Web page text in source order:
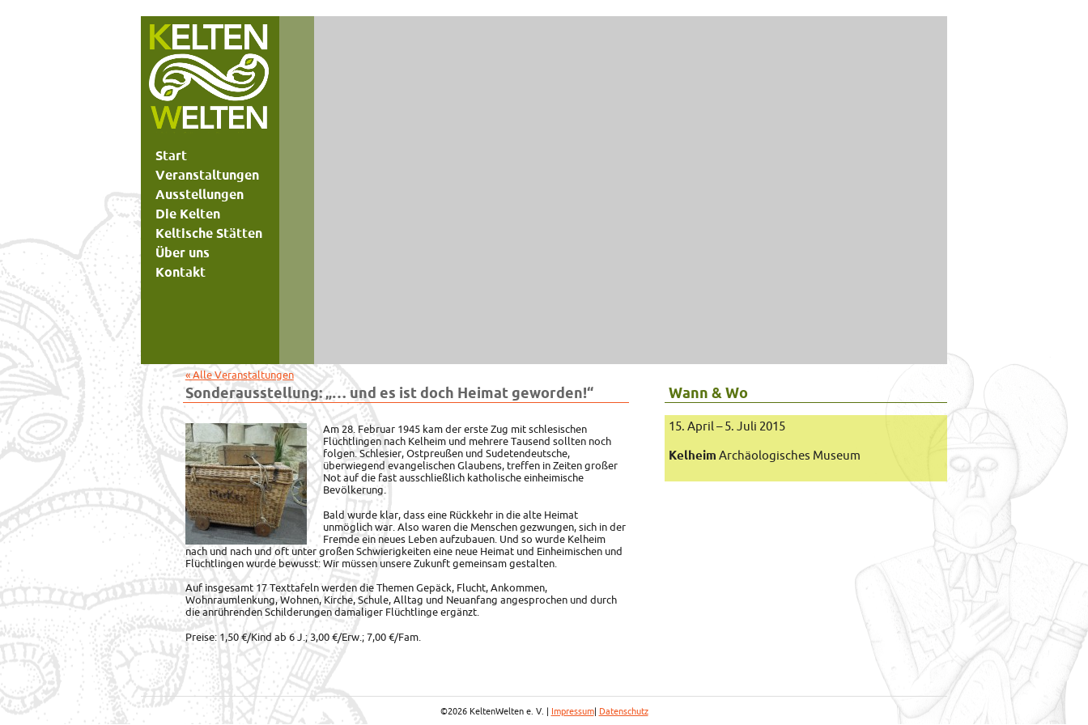
Start
Veranstaltungen
Ausstellungen
Die Kelten
Keltische Stätten
Über uns
Kontakt
« Alle Veranstaltungen
Sonderausstellung: „… und es ist doch Heimat geworden!“
Am 28. Februar 1945 kam der erste Zug mit schlesischen
Flüchtlingen nach Kelheim und mehrere Tausend sollten noch
folgen. Schlesier, Ostpreußen und Sudetendeutsche,
überwiegend evangelischen Glaubens, treffen in Zeiten großer
Not auf die fast ausschließlich katholische einheimische
Bevölkerung.
Bald wurde klar, dass eine Rückkehr in die alte Heimat
unmöglich war. Also waren die Menschen gezwungen, sich in der
Fremde ein neues Leben aufzubauen. Und so wurde Kelheim
nach und nach und oft unter großen Schwierigkeiten eine neue Heimat und Einheimischen und
Flüchtlingen wurde bewusst: Wir müssen unsere Zukunft gemeinsam gestalten.
Auf insgesamt 17 Texttafeln werden die Themen Gepäck, Flucht, Ankommen,
Wohnraumlenkung, Wohnen, Kirche, Schule, Alltag und Neuanfang angesprochen und durch
die anrührenden Schilderungen damaliger Flüchtlinge ergänzt.
Preise: 1,50 €/Kind ab 6 J.; 3,00 €/Erw.; 7,00 €/Fam.
Wann & Wo
15. April – 5. Juli 2015
Kelheim Archäologisches Museum
©2026 KeltenWelten e. V. | Impressum| Datenschutz